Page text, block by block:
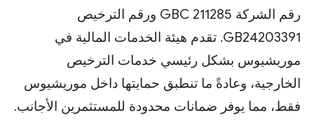
رقم الشركة 211285 GBC ورقم الترخيص
GB24203391. تقدم هيئة الخدمات المالية في
موريشيوس بشكل رئيسي خدمات الترخيص
الخارجية، وعادةً ما تنطبق حمايتها داخل موريشيوس
فقط، مما يوفر ضمانات محدودة للمستثمرين الأجانب.